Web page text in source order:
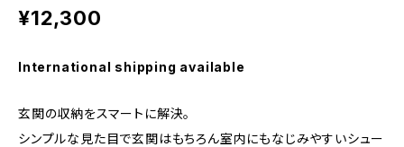
¥12,300
International shipping available
玄関の収納をスマートに解決。
シンプルな見た目で玄関はもちろん室内にもなじみやすいシュー